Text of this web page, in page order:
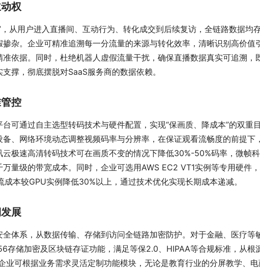
权
从用户进入直播间、互动行为、转化成交到后续复访，全链路数据均
杂。企业可精准追溯每一分流量的来源与转化效率，清晰识别高价值
依据。同时，杜绝机器人虚假流量干扰，确保直播数据真实可追溯，
撑，彻底摆脱对SaaS服务商的数据依赖。
控
可通过自主选型转码技术与硬件配置，实现“保画质、降成本”的双重目
、网络环境动态调整视频码率与分辨率，在保证观看流畅度的前提下，
极速高清转码技术可在画质不变的情况下降低30%-50%码率，微帧
量级的带宽成本。同时，企业可选用AWS EC2 VT1实例等专用硬件
本较GPU实例降低30%以上，通过技术优化实现长期成本递减。
展
体系，从数据传输、存储到访问全链路加密防护。对于金融、医疗等
存储加密及区块链存证功能，满足等保2.0、HIPAA等合规标准，从根
业可根据业务需求灵活定制功能模块，无论是教育行业的分屏教学、